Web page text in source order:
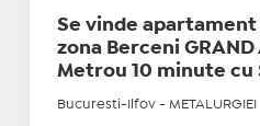
Se vinde
zona Berceni GRAND
Metrou 10 minute cu
Bucuresti-Ilfov - METALURGIEI